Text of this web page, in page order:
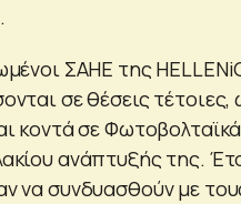
ΣΑΗΕ της
σε θέσεις τέτοιες,
κοντά σε
ανάπτυξής της.
να συνδυασθούν με